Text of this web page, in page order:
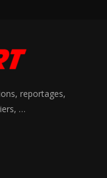
reportages,
…